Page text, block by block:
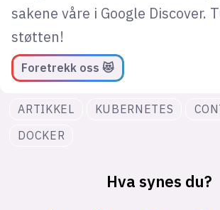
sakene våre i Google Discover.
støtten!
Foretrekk oss 😻
ARTIKKEL KUBERNETES
DOCKER